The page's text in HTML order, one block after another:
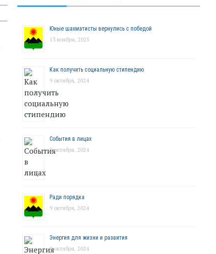
Юные шахматисты вернулись с победой
13 ноября, 2025
Как получить социальную стипендию
9 октября, 2024
События в лицах
9 октября, 2024
Ради порядка
9 октября, 2024
Энергия для жизни и развития
9 октября, 2024